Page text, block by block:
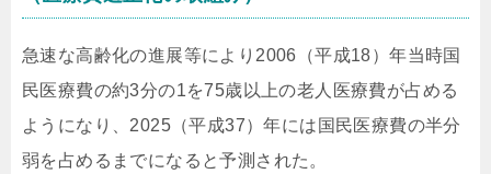
急速な高齢化の進展等により2006（平成18）年当時国
民医療費の約3分の1を75歳以上の老人医療費が占める
ようになり、2025（平成37）年には国民医療費の半分
弱を占めるまでになると予測された。